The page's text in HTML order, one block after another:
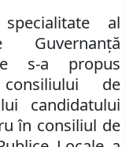
al
Guvernanță
s-a propus
de
candidatului
în consiliul de